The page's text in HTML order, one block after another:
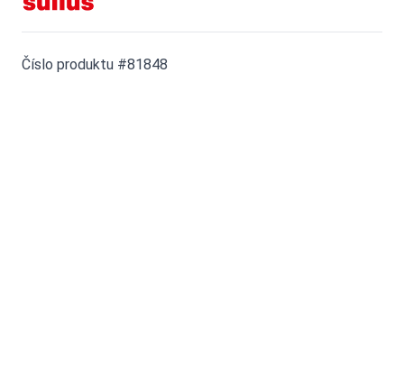
Číslo produktu #81848